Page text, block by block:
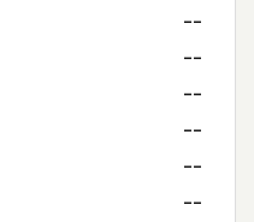
--
--
--
--
--
--